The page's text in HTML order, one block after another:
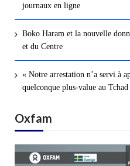
journaux en ligne
Boko Haram et la nouvelle
et du Centre
« Notre arrestation n’a servi à
quelconque plus-value au
Oxfam